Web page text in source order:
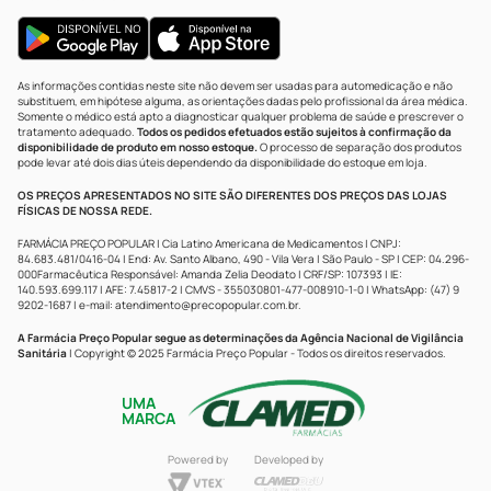
As informações contidas neste site não devem ser usadas para automedicação e não
substituem, em hipótese alguma, as orientações dadas pelo profissional da área médica.
Somente o médico está apto a diagnosticar qualquer problema de saúde e prescrever o
tratamento adequado. Todos os pedidos efetuados estão sujeitos à confirmação da
disponibilidade de produto em nosso estoque.O processo de separação dos produtos
pode levar até dois dias úteis dependendo da disponibilidade do estoque em loja.
OS PREÇOS APRESENTADOS NO SITE SÃO DIFERENTES DOS PREÇOS DAS LOJAS
FÍSICAS DE NOSSA REDE.
FARMÁCIA PREÇO POPULAR | Cia Latino Americana de Medicamentos | CNPJ:
84.683.481/0416-04 | End: Av. Santo Albano, 490 - Vila Vera | São Paulo - SP | CEP: 04.296-
000Farmacêutica Responsável: Amanda Zelia Deodato | CRF/SP: 107393 | IE:
140.593.699.117 | AFE: 7.45817-2 | CMVS - 355030801-477-008910-1-0 | WhatsApp: (47) 9
9202-1687 | e-mail: atendimento@precopopular.com.br.
A Farmácia Preço Popular segue as determinações da Agência Nacional de Vigilância
Sanitária | Copyright © 2025 Farmácia Preço Popular - Todos os direitos reservados.
UMA
MARCA
Powered by Developed by